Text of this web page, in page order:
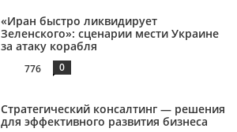
«Иран быстро ликвидирует
Зеленского»: сценарии мести Украине
за атаку корабля
776 0
Стратегический консалтинг — решения
для эффективного развития бизнеса